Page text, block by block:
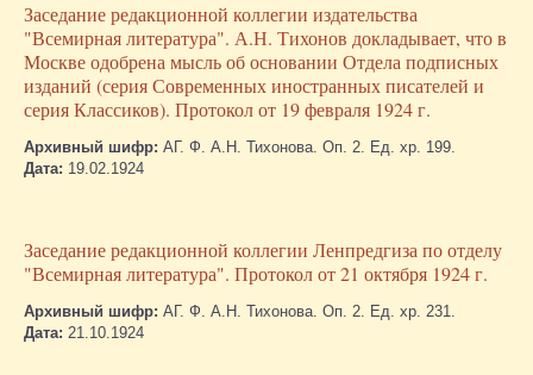
Заседание редакционной коллегии издательства
"Всемирная литература". А.Н. Тихонов докладывает, что в
Москве одобрена мысль об основании Отдела подписных
изданий (серия Современных иностранных писателей и
серия Классиков). Протокол от 19 февраля 1924 г.
Архивный шифр: АГ. Ф. А.Н. Тихонова. Оп. 2. Ед. хр. 199.
Дата: 19.02.1924
Заседание редакционной коллегии Ленпредгиза по отделу
"Всемирная литература". Протокол от 21 октября 1924 г.
Архивный шифр: АГ. Ф. А.Н. Тихонова. Оп. 2. Ед. хр. 231.
Дата: 21.10.1924